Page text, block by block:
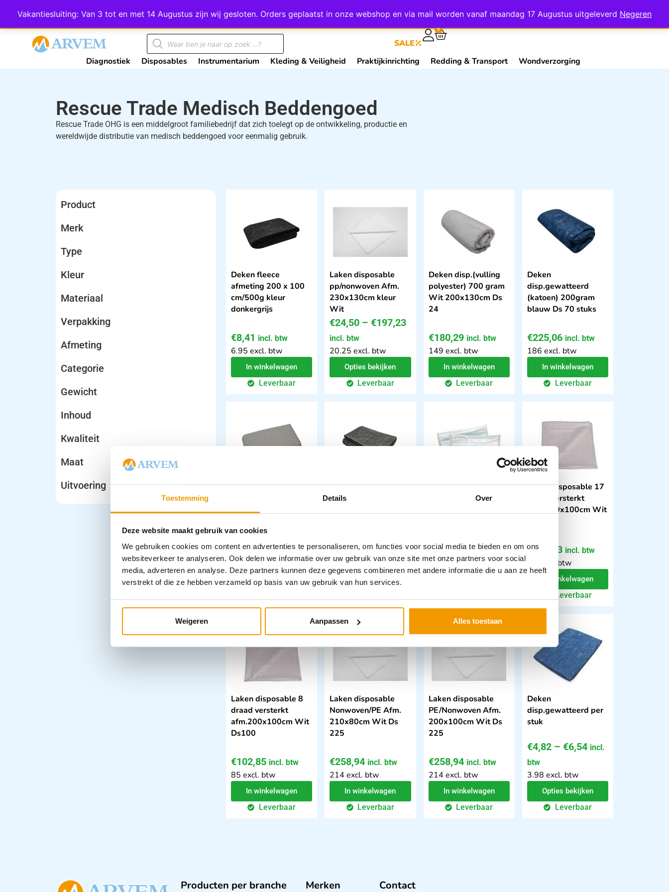
Toestemming Details Over
Deze website maakt gebruik van cookies
We gebruiken cookies om content en advertenties te personaliseren, om functies voor social media te bieden en om ons
websiteverkeer te analyseren. Ook delen we informatie over uw gebruik van onze site met onze partners voor social
media, adverteren en analyse. Deze partners kunnen deze gegevens combineren met andere informatie die u aan ze heeft
verstrekt of die ze hebben verzameld op basis van uw gebruik van hun services.
Weigeren Aanpassen Alles toestaan
Vakantiesluiting: Van 3 tot en met 14 Augustus zijn wij gesloten. Orders geplaatst in onze webshop en via mail worden vanaf maandag 17 Augustus uitgeleverd Negeren
Wij scoren een 4,8 op Google Mijn Account Contact
SALE
0
Diagnostiek Disposables Instrumentarium Kleding & Veiligheid Praktijkinrichting Redding & Transport Wondverzorging
Rescue Trade Medisch Beddengoed
Rescue Trade OHG is een middelgroot familiebedrijf dat zich toelegt op de ontwikkeling, productie en
wereldwijde distributie van medisch beddengoed voor eenmalig gebruik.
Product
Merk
Type
Kleur
Materiaal
Verpakking
Afmeting
Categorie
Gewicht
Inhoud
Kwaliteit
Maat
Uitvoering
Deken fleece
afmeting 200 x 100
cm/500g kleur
donkergrijs
€8,41 incl. btw
6.95 excl. btw
In winkelwagen
Leverbaar
Laken disposable
pp/nonwoven Afm.
230x130cm kleur
Wit
€24,50 – €197,23
incl. btw
20.25 excl. btw
Opties bekijken
Leverbaar
Deken disp.(vulling
polyester) 700 gram
Wit 200x130cm Ds
24
€180,29 incl. btw
149 excl. btw
In winkelwagen
Leverbaar
Deken
disp.gewatteerd
(katoen) 200gram
blauw Ds 70 stuks
€225,06 incl. btw
186 excl. btw
In winkelwagen
Leverbaar
Deken
(celstof) 500gr kleur
€7,26 incl. btw
6 excl. btw
In winkelwagen
Deken vlam
vertragend afm
€28,89 incl. btw
26.5 excl. btw
In winkelwagen
Mondmaskers 3
laags 98% filtratie Ds
€4,05 incl. btw
3.35 excl. btw
Laken disposable 17
draad versterkt
Afm.200x100cm Wit
€100,43 incl. btw
83 excl. btw
In winkelwagen
Leverbaar
Laken disposable 8
draad versterkt
afm.200x100cm Wit
Ds100
€102,85 incl. btw
85 excl. btw
In winkelwagen
Leverbaar
Laken disposable
Nonwoven/PE Afm.
210x80cm Wit Ds
225
€258,94 incl. btw
214 excl. btw
In winkelwagen
Leverbaar
Laken disposable
PE/Nonwoven Afm.
200x100cm Wit Ds
225
€258,94 incl. btw
214 excl. btw
In winkelwagen
Leverbaar
Deken
disp.gewatteerd per
stuk
€4,82 – €6,54 incl.
btw
3.98 excl. btw
Opties bekijken
Leverbaar
Producten per branche Merken Contact